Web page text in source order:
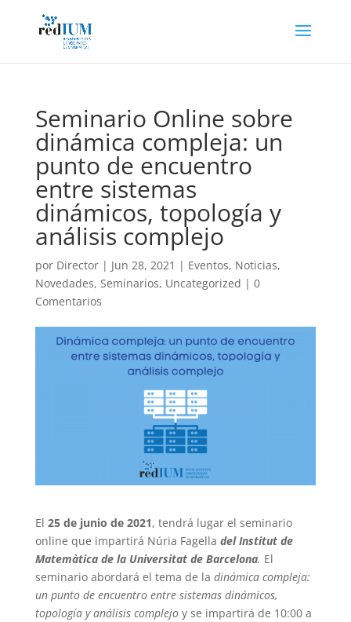
Seminario Online sobre
dinámica compleja: un
punto de encuentro
entre sistemas
dinámicos, topología y
análisis complejo
por Director| Jun 28, 2021 | Eventos, Noticias,
Novedades, Seminarios, Uncategorized | 0
Comentarios
El 25 de junio de 2021, tendrá lugar el seminario
online que impartirá Núria Fagella del Institut de
Matemàtica de la Universitat de Barcelona. El
seminario abordará el tema de la dinámica compleja:
un punto de encuentro entre sistemas dinámicos,
topología y análisis complejoy se impartirá de 10:00 a